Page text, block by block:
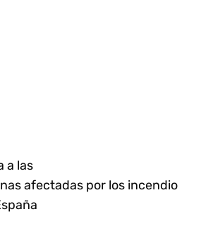
a las
afectadas por los incendio